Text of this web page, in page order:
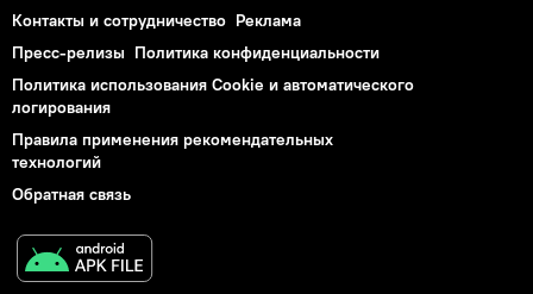
Контакты и сотрудничество Реклама
Пресс-релизы Политика конфиденциальности
Политика использования Cookie и автоматического
логирования
Правила применения рекомендательных
технологий
Обратная связь